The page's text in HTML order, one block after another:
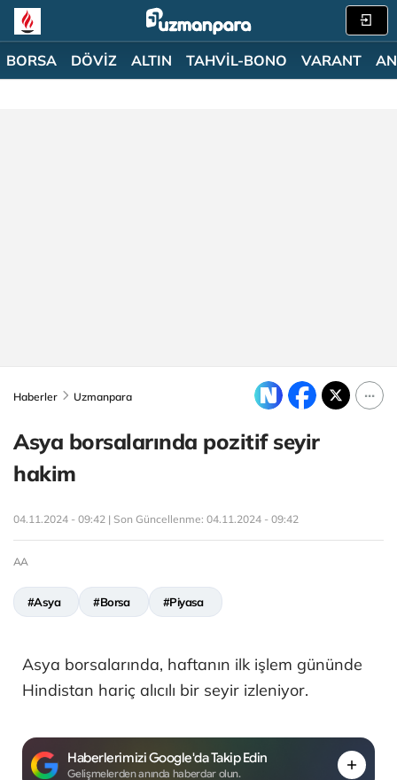
BORSA DÖVİZ ALTIN TAHVİL-BONO VARANT
Haberler Uzmanpara
Asya borsalarında pozitif seyir
hakim
04.11.2024 - 09:42 | Son Güncellenme: 04.11.2024 - 09:42
AA
#Asya #Borsa #Piyasa
Asya borsalarında, haftanın ilk işlem gününde
Hindistan hariç alıcılı bir seyir izleniyor.
Haberlerimizi Google'da Takip Edin
Gelişmelerden anında haberdar olun.